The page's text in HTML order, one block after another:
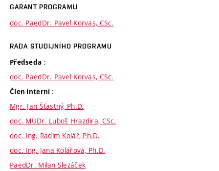
GARANT PROGRAMU
doc. PaedDr. Pavel Korvas, CSc.
RADA STUDIJNÍHO PROGRAMU
Předseda :
doc. PaedDr. Pavel Korvas, CSc.
Člen interní :
Mgr. Jan Šťastný, Ph.D.
doc. MUDr. Luboš Hrazdira, CSc.
doc. Ing. Radim Kolář, Ph.D.
doc. Ing. Jana Kolářová, Ph.D.
PaedDr. Milan Slezáček